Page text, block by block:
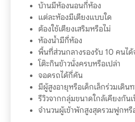
บ้านมีห้องนอนกี่ห้อง
แต่ละห้องมีเตียงแบบใด
ต้องใช้เตียงเสริมหรือไม่
ห้องน้ำมีกี่ห้อง
พื้นที่ส่วนกลางรองรับ 10 คนได้
โต๊ะกินข้าวนั่งครบหรือเปล่า
จอดรถได้กี่คัน
มีผู้สูงอายุหรือเด็กเล็กร่วมเดิน
รีวิวจากกลุ่มขนาดใกล้เคียงกัน
จำนวนผู้เข้าพักสูงสุดรวมฟูกหรื